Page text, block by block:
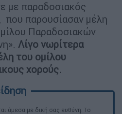
με παραδοσιακός
που παρουσίασαν μέλη
Παραδοσιακών
Λίγο νωρίτερα
του ομίλου
χορούς.
άμεσα με δική σας ευθύνη. Το